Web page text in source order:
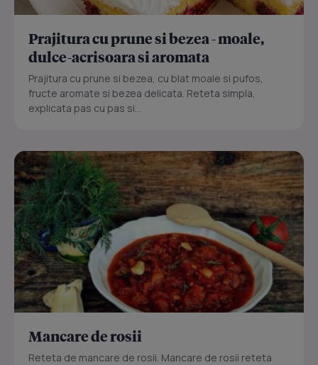
Prajitura cu prune si bezea - moale,
dulce-acrisoara si aromata
Prajitura cu prune si bezea, cu blat moale si pufos,
fructe aromate si bezea delicata. Reteta simpla,
explicata pas cu pas si...
Mancare de rosii
Reteta de mancare de rosii. Mancare de rosii reteta